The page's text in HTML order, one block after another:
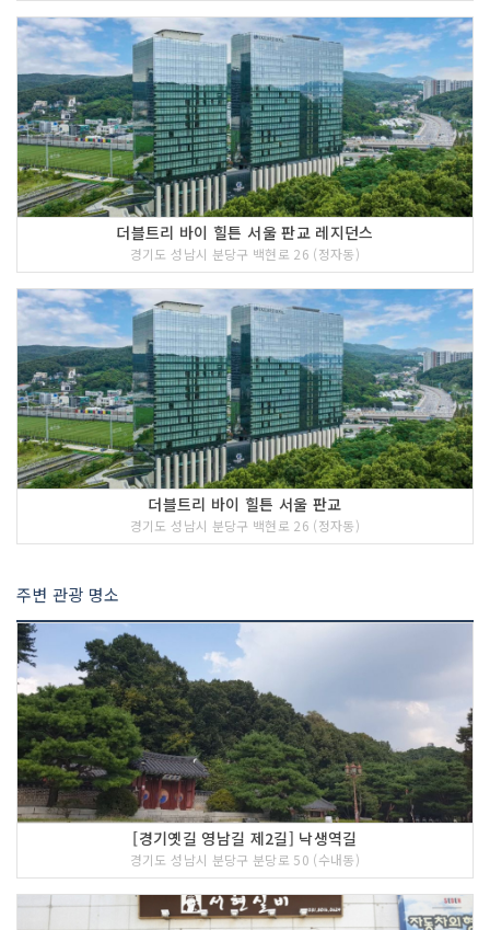
더블트리 바이 힐튼 서울 판교 레지던스
경기도 성남시 분당구 백현로 26 (정자동)
더블트리 바이 힐튼 서울 판교
경기도 성남시 분당구 백현로 26 (정자동)
주변 관광 명소
[경기옛길 영남길 제2길] 낙생역길
경기도 성남시 분당구 분당로 50 (수내동)